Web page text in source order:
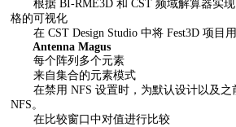
根据 BI-RME3D 和 CST 频域解算器实现
格的可视化
在 CST Design Studio 中将 Fest3D 项目
Antenna Magus
每个阵列多个元素
来自集合的元素模式
在禁用 NFS 设置时，为默认设计以及之
NFS。
在比较窗口中对值进行比较